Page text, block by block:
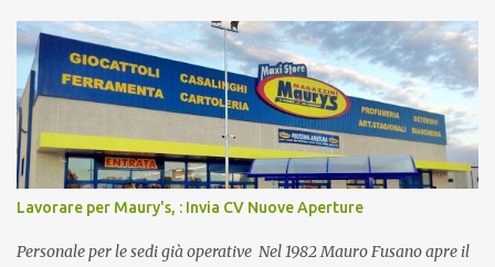
Lavorare per Maury's, : Invia CV Nuove Aperture
Personale per le sedi già operative Nel 1982 Mauro Fusano apre il